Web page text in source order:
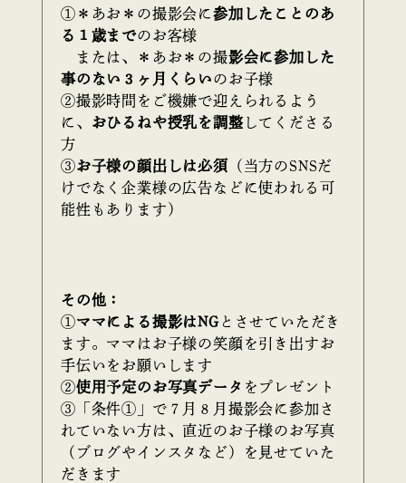
①＊あお＊の撮影会に参加したことのあ
る１歳までのお客様
または、＊あお＊の撮影会に参加した
事のない３ヶ月くらいのお子様
②撮影時間をご機嫌で迎えられるよう
に、 おひるねや授乳を調整してくださる
方
③お子様の顔出しは必須 （当方のSNSだ
けでなく企業様の広告などに使われる可
能性もあります）
その他：
①ママによる撮影はNGとさせていただき
ます。ママはお子様の笑顔を引き出すお
手伝いをお願いします
②使用予定のお写真データ をプレゼント
③「条件①」で７月８月撮影会に参加さ
れていない方は、直近のお子様のお写真
（ブログやインスタなど）を見せていた
だきます